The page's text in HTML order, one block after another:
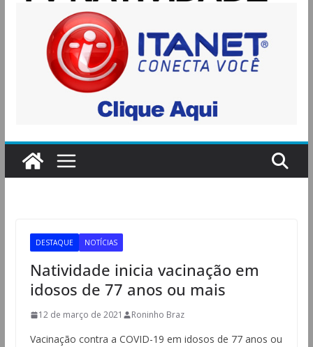
DESTAQUE NOTÍCIAS
Natividade inicia vacinação em
idosos de 77 anos ou mais
12 de março de 2021 Roninho Braz
Vacinação contra a COVID-19 em idosos de 77 anos ou